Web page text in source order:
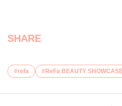
SHARE
refa ReFa BEAUTY